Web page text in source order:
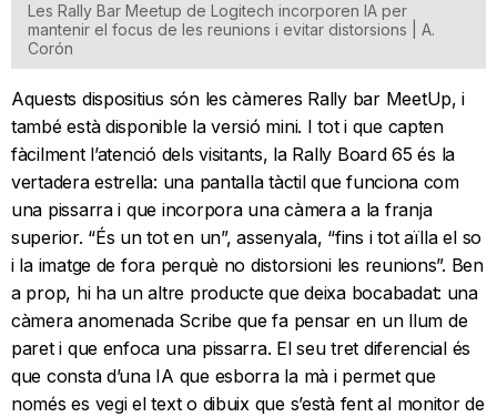
Les Rally Bar Meetup de Logitech incorporen IA per
mantenir el focus de les reunions i evitar distorsions | A.
Corón
Aquests dispositius són les càmeres Rally bar MeetUp, i
també està disponible la versió mini. I tot i que capten
fàcilment l’atenció dels visitants, la Rally Board 65 és la
vertadera estrella: una pantalla tàctil que funciona com
una pissarra i que incorpora una càmera a la franja
superior. “És un tot en un”, assenyala, “fins i tot aïlla el so
i la imatge de fora perquè no distorsioni les reunions”. Ben
a prop, hi ha un altre producte que deixa bocabadat: una
càmera anomenada Scribe que fa pensar en un llum de
paret i que enfoca una pissarra. El seu tret diferencial és
que consta d’una IA que esborra la mà i permet que
només es vegi el text o dibuix que s’està fent al monitor de